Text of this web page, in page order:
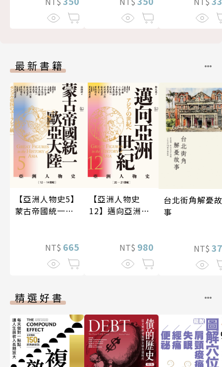
最新書籍
【亞洲人物史5】
蒙古帝國統一歐
NT$ 665
【亞洲人物史
12】邁向亞洲世
NT$ 980
台北街角解憂故
事
NT$
精選好書